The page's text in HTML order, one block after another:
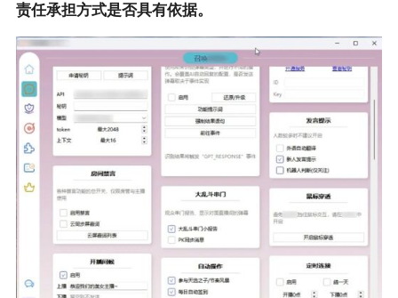
责任承担方式是否具有依据。